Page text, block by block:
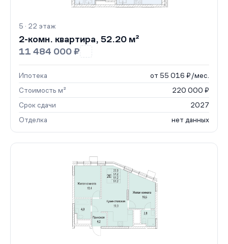
5 · 22 этаж
2-комн. квартира, 52.20 м²
11 484 000 ₽
Ипотека
от 55 016 ₽/мес.
Стоимость м²
220 000 ₽
Срок сдачи
2027
Отделка
нет данных